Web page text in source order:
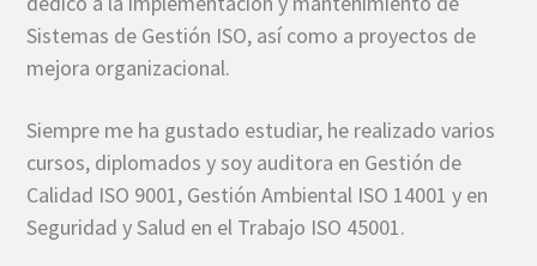
Sistemas de Gestión ISO, así como a proyectos de
mejora organizacional.
Siempre me ha gustado estudiar, he realizado varios
cursos, diplomados y soy auditora en Gestión de
Calidad ISO 9001, Gestión Ambiental ISO 14001 y en
Seguridad y Salud en el Trabajo ISO 45001.